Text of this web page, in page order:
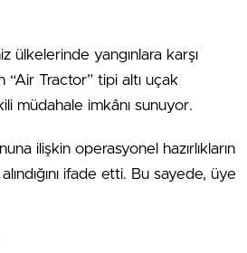
ülkelerinde yangınlara karşı
“Air Tractor” tipi altı uçak
müdahale imkânı sunuyor.
ilişkin operasyonel hazırlıkların
ifade etti. Bu sayede, üye